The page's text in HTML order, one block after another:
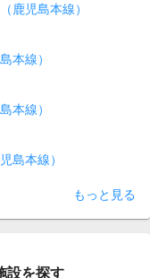
鹿児島本線）
本線）
本線）
島本線）
もっと見る
設を探す